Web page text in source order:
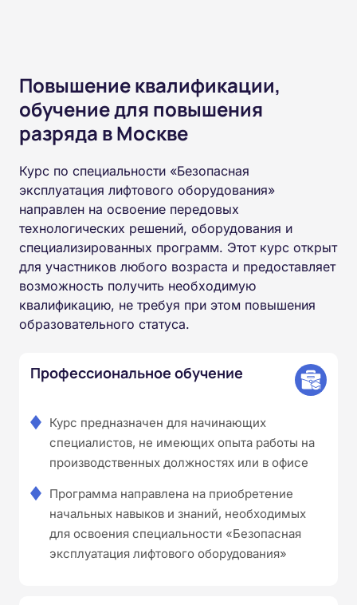
Повышение квалификации,
обучение для повышения
разряда в Москве
Курс по специальности «Безопасная
эксплуатация лифтового оборудования»
направлен на освоение передовых
технологических решений, оборудования и
специализированных программ. Этот курс открыт
для участников любого возраста и предоставляет
возможность получить необходимую
квалификацию, не требуя при этом повышения
образовательного статуса.
Профессиональное обучение
Курс предназначен для начинающих
специалистов, не имеющих опыта работы на
производственных должностях или в офисе
Программа направлена на приобретение
начальных навыков и знаний, необходимых
для освоения специальности «Безопасная
эксплуатация лифтового оборудования»